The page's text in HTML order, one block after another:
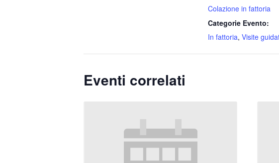
Colazione in fattoria
Categorie Evento:
In fattoria, Visite
Eventi correlati